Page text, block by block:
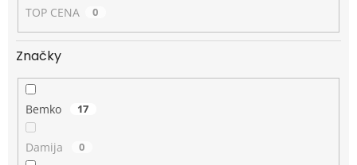
TOP CENA 0
Značky
Bemko 17
Damija 0